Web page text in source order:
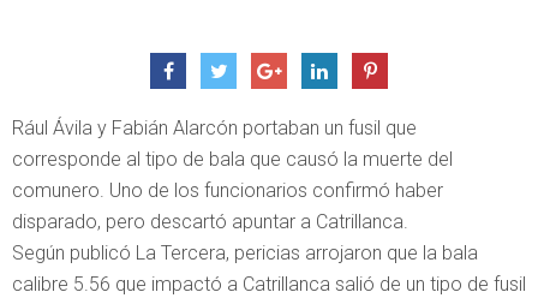
Rául Ávila y Fabián Alarcón portaban un fusil que
corresponde al tipo de bala que causó la muerte del
comunero. Uno de los funcionarios confirmó haber
disparado, pero descartó apuntar a Catrillanca.
Según publicó La Tercera, pericias arrojaron que la bala
calibre 5.56 que impactó a Catrillanca salió de un tipo de fusil